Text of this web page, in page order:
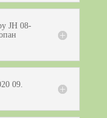
ЈН 08-
09.